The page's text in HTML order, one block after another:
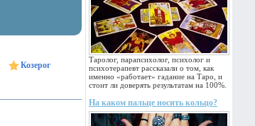
Таролог, парапсихолог, психолог и
психотерапевт рассказали о том, как
именно «работает» гадание на Таро, и
стоит ли доверять результатам на 100%.
На каком пальце носить кольцо?
Козерог